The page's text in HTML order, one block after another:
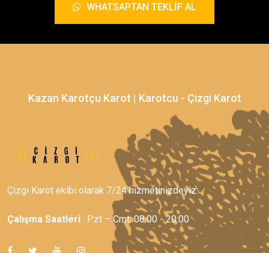
WHATSAPTAN TEKLIF AL
Kazan Karotçu Karot | Karotcu - Çizgi Karot
Çizgi Karot ekibi olarak 7/24 hizmetinizdeyiz.
Çalışma Saatleri : Pzt – Cmt: 08:00 - 20:00